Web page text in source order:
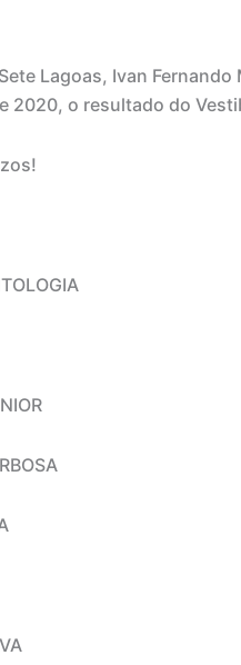
Lagoas, Ivan
2020, o resultado do